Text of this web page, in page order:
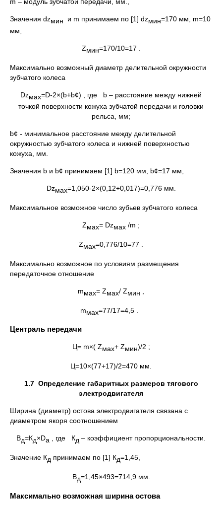
Значения dzмин и m принимаем по [1] dzмин=170 мм, m=10
мм,
Zмин=170/10=17 .
Максимально возможный диаметр делительной окружности
зубчатого колеса
Dzмах=D-2×(b+b¢) , где b – расстояние между нижней
точкой поверхности кожуха зубчатой передачи и головки
рельса, мм;
b¢ - минимальное расстояние между делительной
окружностью зубчатого колеса и нижней поверхностью
кожуха, мм.
Значения b и b¢ принимаем [1] b=120 мм, b¢=17 мм,
Dzмах=1,050-2×(0,12+0,017)=0,776 мм.
Максимальное возможное число зубьев зубчатого колеса
Zмах= Dzмах /m ;
Zмах=0,776/10=77 .
Максимально возможное по условиям размещения
передаточное отношение
mмах= Zмах/ Zмин
mмах=77/17=4,5 .
Централь передачи
Ц= m×( Zмах+ Zмин)/2 ;
Ц=10×(77+17)/2=470 мм.
1.7 Определение габаритных размеров тягового
электродвигателя
Ширина (диаметр) остова электродвигателя связана с
диаметром якоря соотношением
Вд=Кд×Da , где Кд – коэффициент пропорциональности.
Значение Кд принимаем по [1] Кд=1,45,
Вд=1,45×493=714,9 мм.
Максимально возможная ширина остова